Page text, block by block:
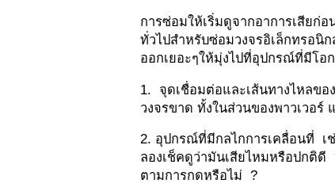
การซ่อมให้เริ่มดูจากอาการเสียก่
ทั่วไปสำหรับซ่อมวงจรอิเล็กทรอ
ออกเยอะๆให้มุ่งไปที่อุปกรณ์ที่มีโอ
1. จุดเชื่อมต่อและเส้นทางไหลข
วงจรขาด ทั้งในส่วนของพาวเวอ
2. อุปกรณ์ที่มีกลไกการเคลื่อนที่
ลองเช็คดูว่ามันเสียไหมหรือปกติ
ตามการกดหรือไม่ ?